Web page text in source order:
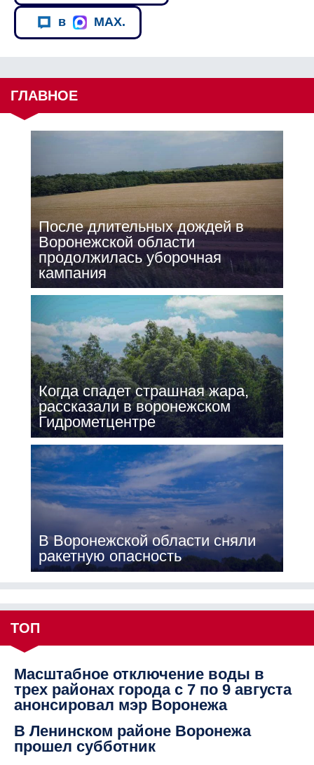
в MAX.
ГЛАВНОЕ
После длительных дождей в
Воронежской области
продолжилась уборочная
кампания
Когда спадет страшная жара,
рассказали в воронежском
Гидрометцентре
В Воронежской области сняли
ракетную опасность
ТОП
Масштабное отключение воды в
трех районах города с 7 по 9 августа
анонсировал мэр Воронежа
В Ленинском районе Воронежа
прошел субботник